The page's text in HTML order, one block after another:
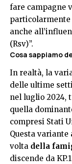
fare campagne
particolarmente
anche
(Rsv)”.
Cosa sappiamo
In realtà, la
delle ultime
nel luglio 2024,
quella
compresi Stati
Questa variante
volta della
discende da